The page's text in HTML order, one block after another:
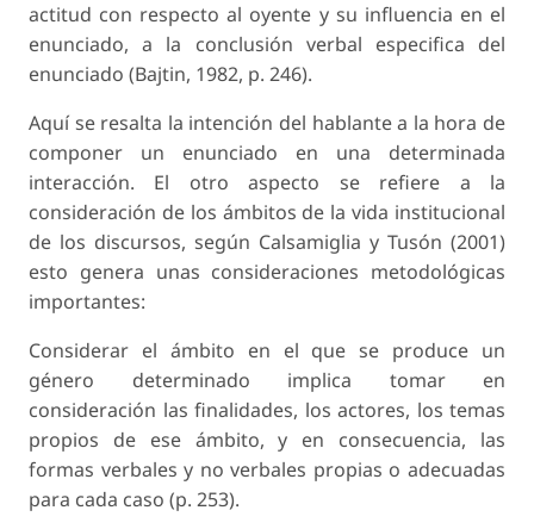
actitud con respecto al oyente y su influencia en el
enunciado, a la conclusión verbal especifica del
enunciado (Bajtin, 1982, p. 246).
Aquí se resalta la intención del hablante a la hora de
componer un enunciado en una determinada
interacción. El otro aspecto se refiere a la
consideración de los ámbitos de la vida institucional
de los discursos, según Calsamiglia y Tusón (2001)
esto genera unas consideraciones metodológicas
importantes:
Considerar el ámbito en el que se produce un
género determinado implica tomar en
consideración las finalidades, los actores, los temas
propios de ese ámbito, y en consecuencia, las
formas verbales y no verbales propias o adecuadas
para cada caso (p. 253).